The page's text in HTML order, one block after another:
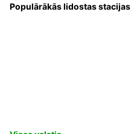
Populārākās lidostas stacijas